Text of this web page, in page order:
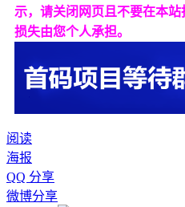
示，请关闭网页且不要在本
损失由您个人承担。
阅读
海报
QQ 分享
微博分享